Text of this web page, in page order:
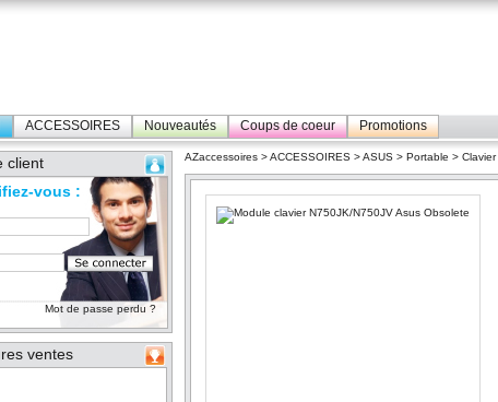
ACCESSOIRES Nouveautés Coups de coeur Promotions
client
vous :
Mot de passe perdu ?
ventes
AZaccessoires >ACCESSOIRES >ASUS > Portable > Clavier